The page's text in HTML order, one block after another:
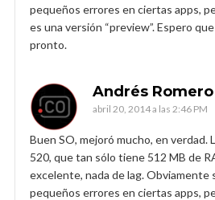
pequeños errores en ciertas apps,
es una versión “preview”. Espero
pronto.
Andrés Romero
abril 20, 2014 a las 2:46 PM
Buen SO, mejoró mucho, en verdad.
520, que tan sólo tiene 512 MB de
excelente, nada de lag. Obviamente
pequeños errores en ciertas apps,